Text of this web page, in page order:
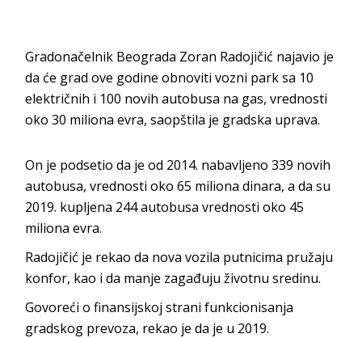
Gradonačelnik Beograda Zoran Radojičić najavio je
da će grad ove godine obnoviti vozni park sa 10
električnih i 100 novih autobusa na gas, vrednosti
oko 30 miliona evra, saopštila je gradska uprava.
On je podsetio da je od 2014. nabavljeno 339 novih
autobusa, vrednosti oko 65 miliona dinara, a da su
2019. kupljena 244 autobusa vrednosti oko 45
miliona evra.
Radojičić je rekao da nova vozila putnicima pružaju
konfor, kao i da manje zagađuju životnu sredinu.
Govoreći o finansijskoj strani funkcionisanja
gradskog prevoza, rekao je da je u 2019.